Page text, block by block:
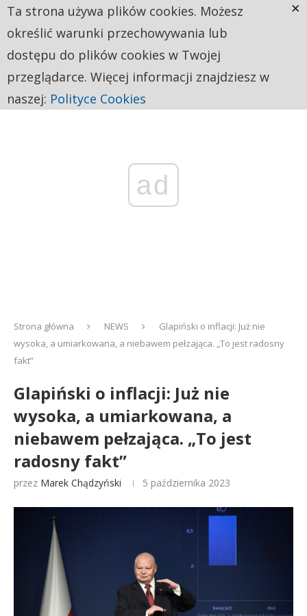
ad
Strona główna NEWS
Glapiński o inflacji: Już nie
wysoka, a umiarkowana, a niebawem pełzająca. „To jest radosny
fakt”
Glapiński o inflacji: Już nie
wysoka, a umiarkowana, a
niebawem pełzająca. „To jest
radosny fakt”
przez Marek Chądzyński 5 października 2023
Ta strona używa plików cookies. Możesz
określić warunki przechowywania lub
dostępu do plików cookies w Twojej
przeglądarce. Więcej informacji znajdziesz w
naszej: Polityce Cookies
×